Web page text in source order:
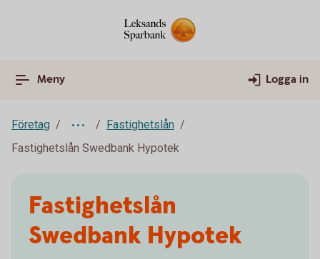
Meny Logga in
Företag
Fastighetslån
Fastighetslån Swedbank Hypotek
Fastighetslån
Swedbank Hypotek